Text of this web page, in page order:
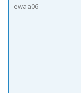
ewaa06